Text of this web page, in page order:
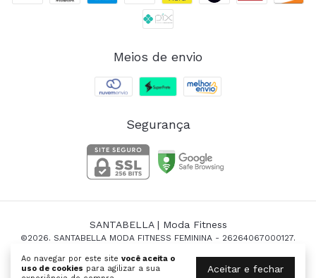
Ao navegar por este site você aceita o
uso de cookies para agilizar a sua
Aceitar e fechar
Meios de envio
Segurança
SANTABELLA | Moda Fitness
©2026. SANTABELLA MODA FITNESS FEMININA - 26264067000127.